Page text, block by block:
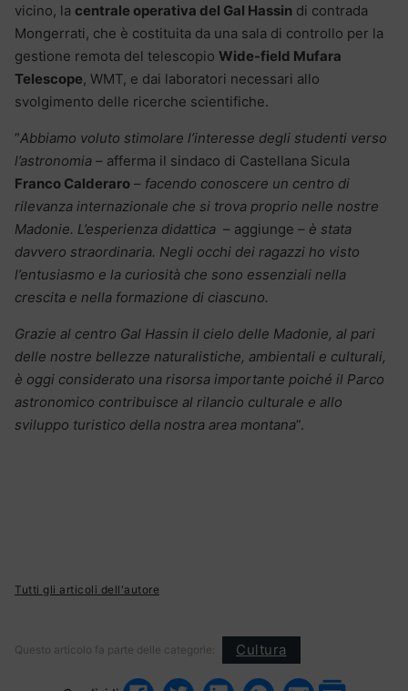
vicino, la centrale operativa del Gal Hassin di contrada
Mongerrati, che è costituita da una sala di controllo per la
gestione remota del telescopio Wide-field Mufara
Telescope, WMT, e dai laboratori necessari allo
svolgimento delle ricerche scientifiche.
”Abbiamo voluto stimolare l’interesse degli studenti verso
l’astronomia – afferma il sindaco di Castellana Sicula
Franco Calderaro – facendo conoscere un centro di
rilevanza internazionale che si trova proprio nelle nostre
Madonie. L’esperienza didattica – aggiunge – è stata
davvero straordinaria. Negli occhi dei ragazzi ho visto
l’entusiasmo e la curiosità che sono essenziali nella
crescita e nella formazione di ciascuno.
Grazie al centro Gal Hassin il cielo delle Madonie, al pari
delle nostre bellezze naturalistiche, ambientali e culturali,
è oggi considerato una risorsa importante poiché il Parco
astronomico contribuisce al rilancio culturale e allo
sviluppo turistico della nostra area montana”.
Tutti gli articoli dell'autore
Questo articolo fa parte delle categorie: Cultura